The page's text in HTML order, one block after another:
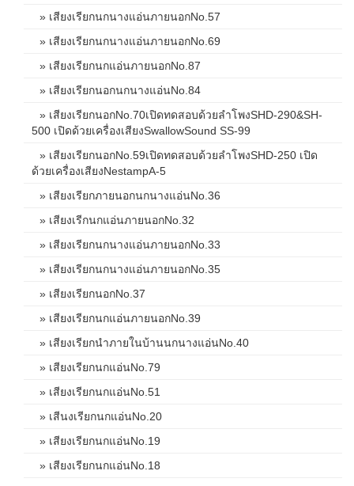
» เสียงเรียกนกนางแอ่นภายนอกNo.57
» เสียงเรียกนกนางแอ่นภายนอกNo.69
» เสียงเรียกนกแอ่นภายนอกNo.87
» เสียงเรียกนอกนกนางแอ่นNo.84
» เสียงเรียกนอกNo.70เปิดทดสอบด้วยลำโพงSHD-290&SH-
500 เปิดด้วยเครื่องเสียงSwallowSound SS-99
» เสียงเรียกนอกNo.59เปิดทดสอบด้วยลำโพงSHD-250 เปิด
ด้วยเครื่องเสียงNestampA-5
» เสียงเรียกภายนอกนกนางแอ่นNo.36
» เสียงเรีกนกแอ่นภายนอกNo.32
» เสียงเรียกนกนางแอ่นภายนอกNo.33
» เสียงเรียกนกนางแอ่นภายนอกNo.35
» เสียงเรียกนอกNo.37
» เสียงเรียกนกแอ่นภายนอกNo.39
» เสียงเรียกนำภายในบ้านนกนางแอ่นNo.40
» เสียงเรียกนกแอ่นNo.79
» เสียงเรียกนกแอ่นNo.51
» เสีนงเรียกนกแอ่นNo.20
» เสียงเรียกนกแอ่นNo.19
» เสียงเรียกนกแอ่นNo.18